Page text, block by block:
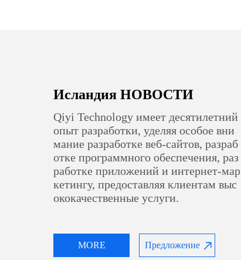
Исландия НОВОСТИ
Qiyi Technology имеет десятилетний
опыт разработки, уделяя особое вни
мание разработке веб-сайтов, разраб
отке программного обеспечения, раз
работке приложений и интернет-мар
кетингу, предоставляя клиентам выс
ококачественные услуги.
MORE Предложение